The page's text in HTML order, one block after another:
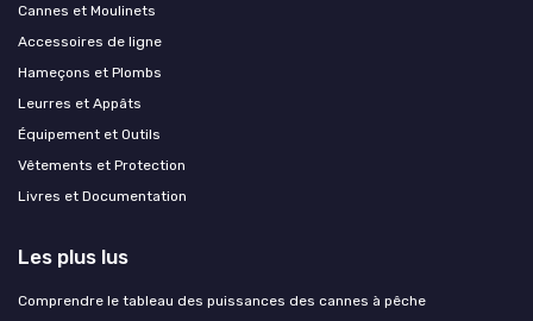
Cannes et Moulinets
Accessoires de ligne
Hameçons et Plombs
Leurres et Appâts
Équipement et Outils
Vêtements et Protection
Livres et Documentation
Les plus lus
Comprendre le tableau des puissances des cannes à pêche